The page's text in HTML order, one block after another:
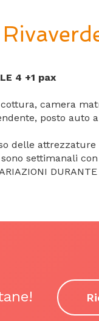
4 +1 pax
camera
posto auto
delle
settimanali